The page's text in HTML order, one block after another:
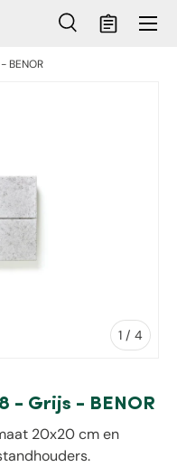
ZoekenMandje
Menu
BENOR
1 / van
4
- Grijs - BENOR
20x20 cm en